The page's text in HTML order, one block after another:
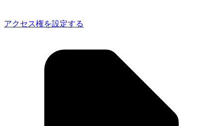
アクセス権を設定する